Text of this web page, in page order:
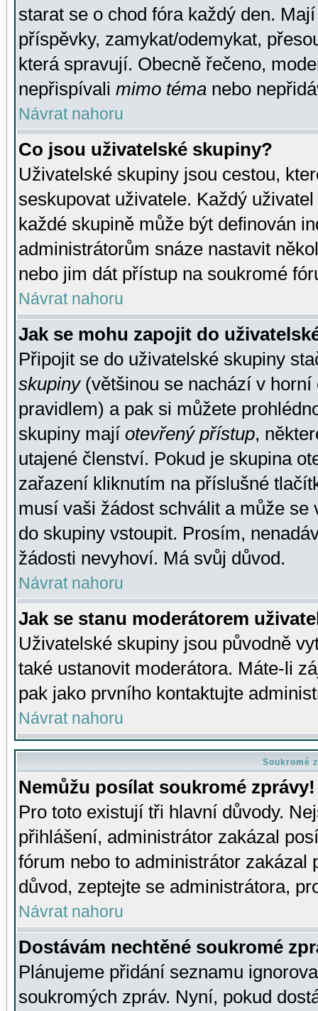
starat se o chod fóra každý den.
příspěvky, zamykat/odemykat,
která spravují. Obecně řečeno,
nepřispívali mimo téma nebo
Návrat nahoru
Co jsou uživatelské skupiny?
Uživatelské skupiny jsou cestou,
seskupovat uživatele. Každý
každé skupině může být definován
administrátorům snáze nastavit
nebo jim dát přístup na soukromé
Návrat nahoru
Jak se mohu zapojit do
Připojit se do uživatelské skupiny
skupiny(většinou se nachází v horní
pravidlem) a pak si můžete
skupiny mají otevřený přístup,
utajené členství. Pokud je skupina
zařazení kliknutím na příslušné
musí vaši žádost schválit a může se
do skupiny vstoupit. Prosím,
žádosti nevyhoví. Má svůj důvod.
Návrat nahoru
Jak se stanu moderátorem
Uživatelské skupiny jsou původně
také ustanovit moderátora. Máte-li
pak jako prvního kontaktujte
Návrat nahoru
Soukromé
Nemůžu posílat soukromé zprávy!
Pro toto existují tři hlavní důvody.
přihlášení, administrátor zakázal
fórum nebo to administrátor zakázal
důvod, zeptejte se administrátora,
Návrat nahoru
Dostávám nechtěné soukromé
Plánujeme přidání seznamu
soukromých zpráv. Nyní, pokud